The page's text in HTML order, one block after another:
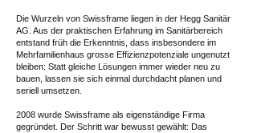
Die Wurzeln von Swissframe liegen in der Hegg Sanitär
AG. Aus der praktischen Erfahrung im Sanitärbereich
entstand früh die Erkenntnis, dass insbesondere im
Mehrfamilienhaus grosse Effizienzpotenziale ungenutzt
bleiben: Statt gleiche Lösungen immer wieder neu zu
bauen, lassen sie sich einmal durchdacht planen und
seriell umsetzen.
2008 wurde Swissframe als eigenständige Firma
gegründet. Der Schritt war bewusst gewählt: Das